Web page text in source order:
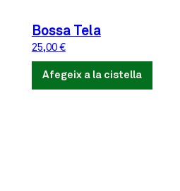
Bossa Tela
25,00 €
Afegeix a la cistella